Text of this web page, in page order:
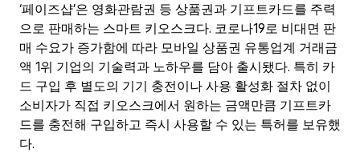
‘페이즈샵’은 영화관람권 등 상품권과 기프트카드를 주력
으로 판매하는 스마트 키오스크다. 코로나19로 비대면 판
매 수요가 증가함에 따라 모바일 상품권 유통업계 거래금
액 1위 기업의 기술력과 노하우를 담아 출시됐다. 특히 카
드 구입 후 별도의 기기 충전이나 사용 활성화 절차 없이
소비자가 직접 키오스크에서 원하는 금액만큼 기프트카
드를 충전해 구입하고 즉시 사용할 수 있는 특허를 보유했
다.